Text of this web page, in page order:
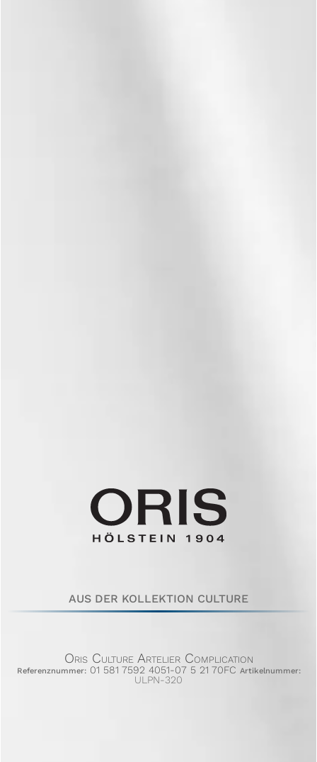
AUS DER KOLLEKTION CULTURE
Oris Culture Artelier Complication
Referenznummer: 01 581 7592 4051-07 5 21 70FC Artikelnummer:
ULPN-320